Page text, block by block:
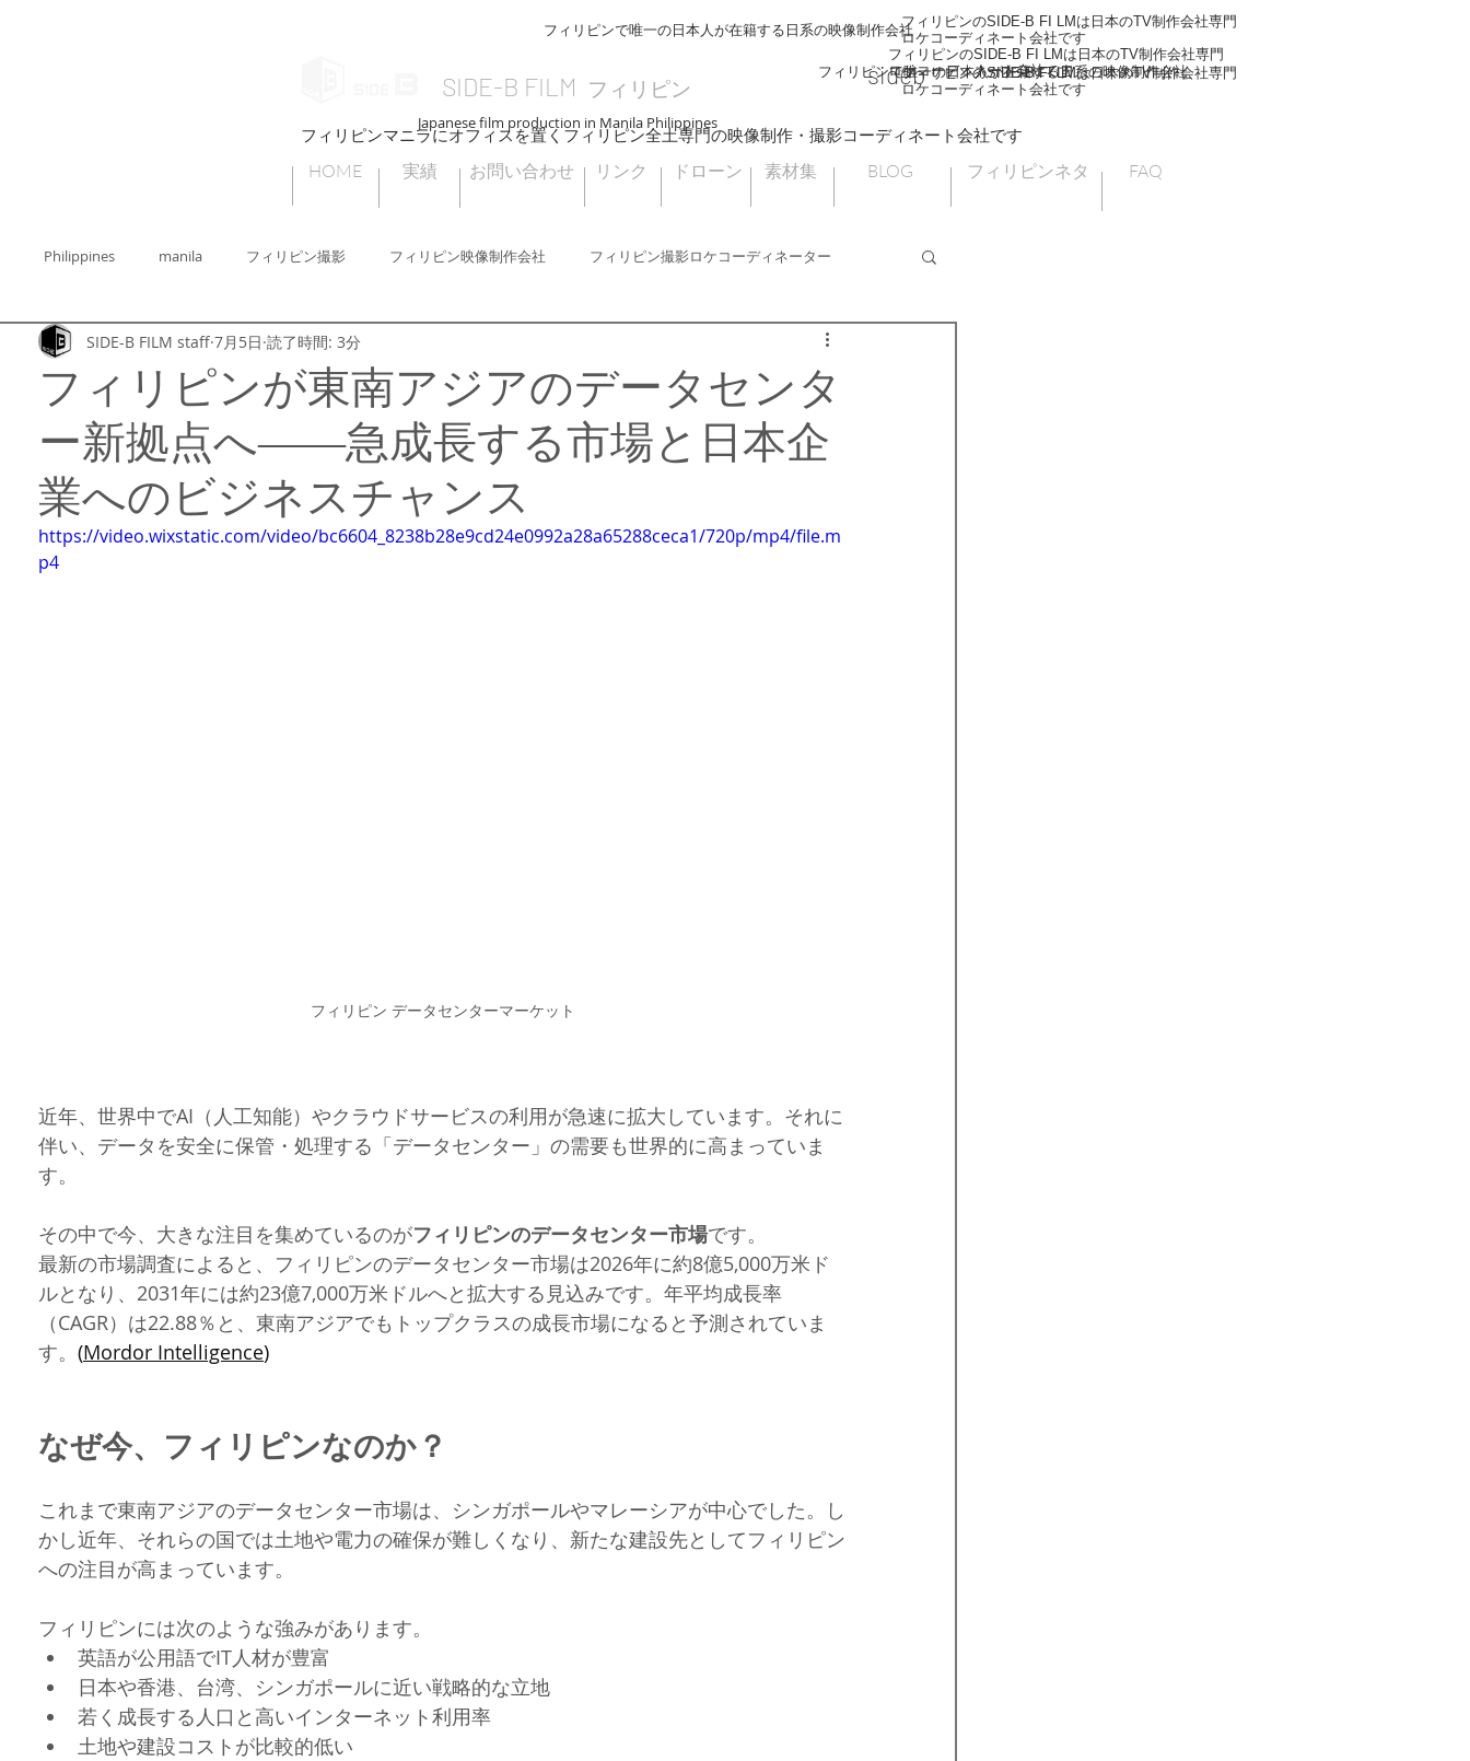
SIDE-B FILM フィリピン sideb
フィリピンで唯一の日本人が在籍する日系の映像制作会社
フィリピンのSIDE-B FI LMは日本のTV制作会社専門
ロケコーディネート会社です
フィリピンのSIDE-B FI LMは日本のTV制作会社専門
ロケコーディネート会社です
フィリピンで唯一の日本人が在籍する日系の映像制作会社
フィリピンのSIDE-B FI LMは日本のTV制作会社専門
ロケコーディネート会社です
Japanese film production in Manila Philippines
フィリピンマニラにオフィスを置くフィリピン全土専門の映像制作・撮影コーディネート会社です
HOME 実績 お問い合わせ リンク ドローン 素材集 BLOG フィリピンネタ FAQ
Philippines manila フィリピン撮影 フィリピン映像制作会社 フィリピン撮影ロケコーディネーター
ピン撮影許可 フィリピンセブ フィリピンビデオグラファー
ピンフォトグラファー Cebu フィリピンの子どもたちの遊び フィリピン大統領選挙 ナウエライステラス
族イフガオ族 フィリピン部族 フィリピンロケ ボラカイ島
フィリピンが東南アジアのデータセンタ
ー新拠点へ――急成長する市場と日本企
業へのビジネスチャンス
SIDE-B FILM staff 7月5日 読了時間: 3分
https://video.wixstatic.com/video/bc6604_8238b28e9cd24e0992a28a65288ceca1/720p/mp4/file.m
p4
フィリピン データセンターマーケット
近年、世界中でAI（人工知能）やクラウドサービスの利用が急速に拡大しています。それに
伴い、データを安全に保管・処理する「データセンター」の需要も世界的に高まっていま
す。
その中で今、大きな注目を集めているのがフィリピンのデータセンター市場です。
最新の市場調査によると、フィリピンのデータセンター市場は2026年に約8億5,000万米ド
ルとなり、2031年には約23億7,000万米ドルへと拡大する見込みです。年平均成長率
（CAGR）は22.88％と、東南アジアでもトップクラスの成長市場になると予測されていま
す。 (Mordor Intelligence⁠)
なぜ今、フィリピンなのか？
これまで東南アジアのデータセンター市場は、シンガポールやマレーシアが中心でした。し
かし近年、それらの国では土地や電力の確保が難しくなり、新たな建設先としてフィリピン
への注目が高まっています。
フィリピンには次のような強みがあります。
英語が公用語でIT人材が豊富
日本や香港、台湾、シンガポールに近い戦略的な立地
若く成長する人口と高いインターネット利用率
土地や建設コストが比較的低い